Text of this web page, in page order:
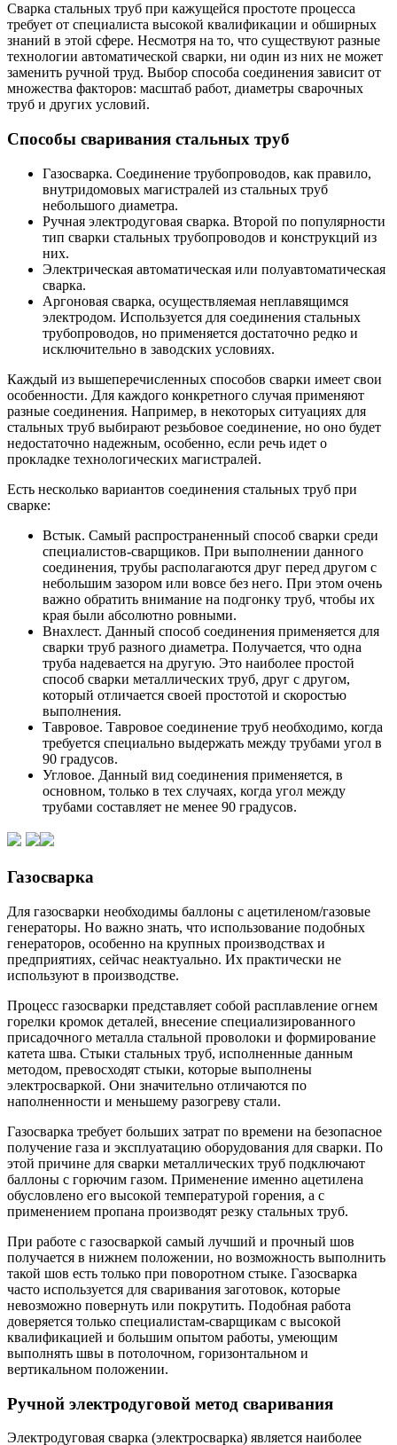
Сварка стальных труб при кажущейся простоте процесса
требует от специалиста высокой квалификации и обширных
знаний в этой сфере. Несмотря на то, что существуют разные
технологии автоматической сварки, ни один из них не может
заменить ручной труд. Выбор способа соединения зависит от
множества факторов: масштаб работ, диаметры сварочных
труб и других условий.
Способы сваривания стальных труб
Газосварка. Соединение трубопроводов, как правило,
внутридомовых магистралей из стальных труб
небольшого диаметра.
Ручная электродуговая сварка. Второй по популярности
тип сварки стальных трубопроводов и конструкций из
них.
Электрическая автоматическая или полуавтоматическая
сварка.
Аргоновая сварка, осуществляемая неплавящимся
электродом. Используется для соединения стальных
трубопроводов, но применяется достаточно редко и
исключительно в заводских условиях.
Каждый из вышеперечисленных способов сварки имеет свои
особенности. Для каждого конкретного случая применяют
разные соединения. Например, в некоторых ситуациях для
стальных труб выбирают резьбовое соединение, но оно будет
недостаточно надежным, особенно, если речь идет о
прокладке технологических магистралей.
Есть несколько вариантов соединения стальных труб при
сварке:
Встык. Самый распространенный способ сварки среди
специалистов-сварщиков. При выполнении данного
соединения, трубы располагаются друг перед другом с
небольшим зазором или вовсе без него. При этом очень
важно обратить внимание на подгонку труб, чтобы их
края были абсолютно ровными.
Внахлест. Данный способ соединения применяется для
сварки труб разного диаметра. Получается, что одна
труба надевается на другую. Это наиболее простой
способ сварки металлических труб, друг с другом,
который отличается своей простотой и скоростью
выполнения.
Тавровое. Тавровое соединение труб необходимо, когда
требуется специально выдержать между трубами угол в
90 градусов.
Угловое. Данный вид соединения применяется, в
основном, только в тех случаях, когда угол между
трубами составляет не менее 90 градусов.
Газосварка
Для газосварки необходимы баллоны с ацетиленом/газовые
генераторы. Но важно знать, что использование подобных
генераторов, особенно на крупных производствах и
предприятиях, сейчас неактуально. Их практически не
используют в производстве.
Процесс газосварки представляет собой расплавление огнем
горелки кромок деталей, внесение специализированного
присадочного металла стальной проволоки и формирование
катета шва. Стыки стальных труб, исполненные данным
методом, превосходят стыки, которые выполнены
электросваркой. Они значительно отличаются по
наполненности и меньшему разогреву стали.
Газосварка требует больших затрат по времени на безопасное
получение газа и эксплуатацию оборудования для сварки. По
этой причине для сварки металлических труб подключают
баллоны с горючим газом. Применение именно ацетилена
обусловлено его высокой температурой горения, а с
применением пропана производят резку стальных труб.
При работе с газосваркой самый лучший и прочный шов
получается в нижнем положении, но возможность выполнить
такой шов есть только при поворотном стыке. Газосварка
часто используется для сваривания заготовок, которые
невозможно повернуть или покрутить. Подобная работа
доверяется только специалистам-сварщикам с высокой
квалификацией и большим опытом работы, умеющим
выполнять швы в потолочном, горизонтальном и
вертикальном положении.
Ручной электродуговой метод сваривания
Электродуговая сварка (электросварка) является наиболее